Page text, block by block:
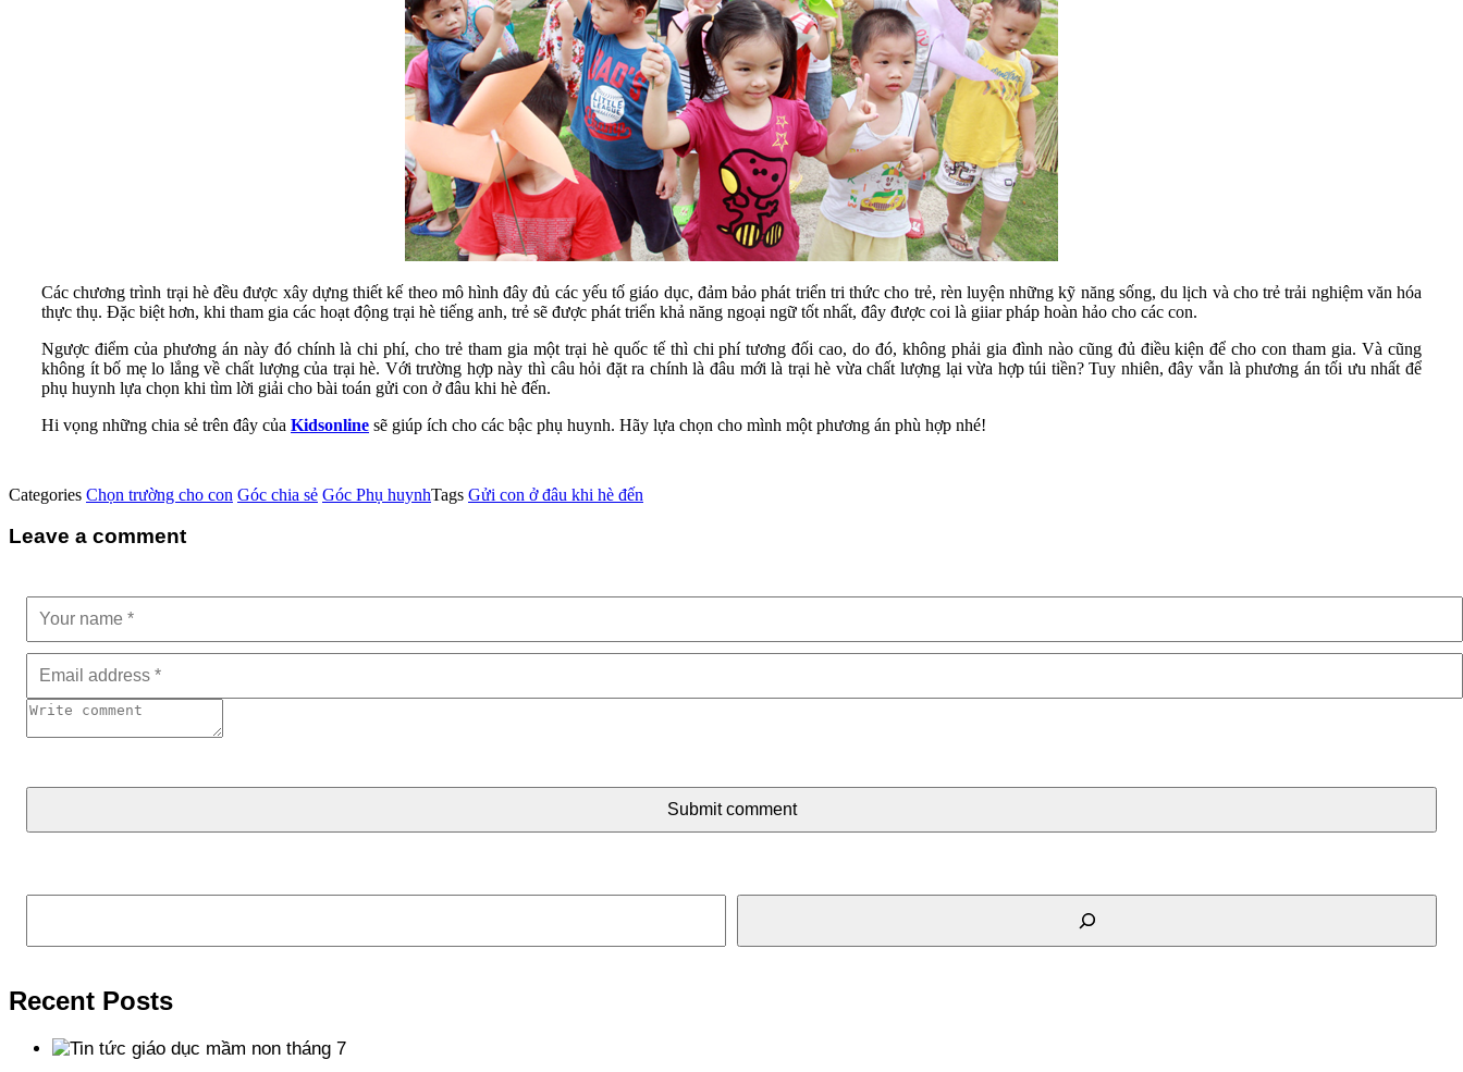
Các chương trình trại hè đều được xây dựng thiết kế theo mô hình đây đủ các yếu tố giáo dục, đảm bảo phát triển tri thức cho trẻ, rèn luyện những kỹ năng sống, du lịch và cho trẻ trải nghiệm văn hóa
thực thụ. Đặc biệt hơn, khi tham gia các hoạt động trại hè tiếng anh, trẻ sẽ được phát triển khả năng ngoại ngữ tốt nhất, đây được coi là giiar pháp hoàn hảo cho các con.
Ngược điểm của phương án này đó chính là chi phí, cho trẻ tham gia một trại hè quốc tế thì chi phí tương đối cao, do đó, không phải gia đình nào cũng đủ điều kiện để cho con tham gia. Và cũng
không ít bố mẹ lo lắng về chất lượng của trại hè. Với trường hợp này thì câu hỏi đặt ra chính là đâu mới là trại hè vừa chất lượng lại vừa hợp túi tiền? Tuy nhiên, đây vẫn là phương án tối ưu nhất để
phụ huynh lựa chọn khi tìm lời giải cho bài toán gửi con ở đâu khi hè đến.
Hi vọng những chia sẻ trên đây của Kidsonline sẽ giúp ích cho các bậc phụ huynh. Hãy lựa chọn cho mình một phương án phù hợp nhé!
Categories Chọn trường cho con Góc chia sẻ Góc Phụ huynhTags Gửi con ở đâu khi hè đến
Leave a comment
Submit comment
Tìm kiếm
Recent Posts